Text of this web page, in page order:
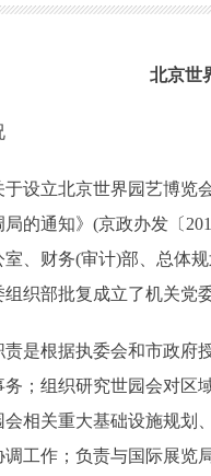
北京世
立北京世界园艺博览会
的通知》(京政办发〔
、财务(审计)部、总体
织部批复成立了机关党
根据执委会和市政府授
；组织研究世园会对区
相关重大基础设施规划
工作；负责与国际展览